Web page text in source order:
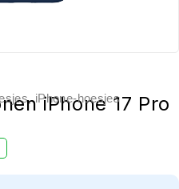
,iPhone-hoesjes
iPhone 17 Pro